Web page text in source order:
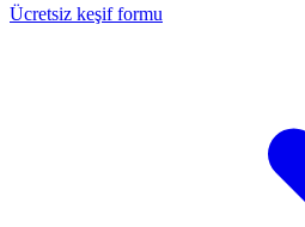
Ücretsiz keşif formu